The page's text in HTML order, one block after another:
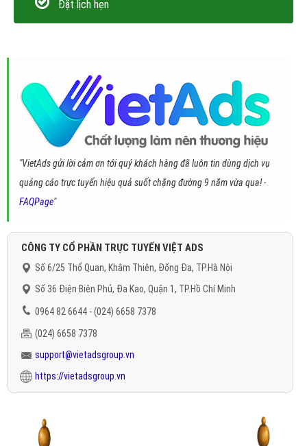
Đặt lịch hẹn
"VietAds gửi lời cảm ơn tới quý khách hàng đã luôn tin dùng dịch vụ
quảng cáo trực tuyến hiệu quả suốt chặng đường 9 năm vừa qua! -
FAQPage"
CÔNG TY CỔ PHẦN TRỰC TUYẾN VIỆT ADS
Số 6/25 Thổ Quan, Khâm Thiên, Đống Đa, TP.Hà Nội
Số 36 Điện Biên Phủ, Đa Kao, Quận 1, TP.Hồ Chí Minh
0964 82 6644 - (024) 6658 7378
(024) 6658 7378
support@vietadsgroup.vn
https://vietadsgroup.vn